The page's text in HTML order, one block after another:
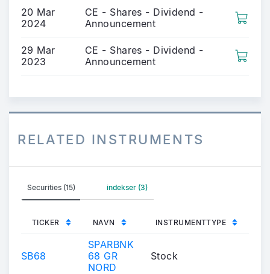
20 Mar
2024
CE - Shares - Dividend -
Announcement
29 Mar
2023
CE - Shares - Dividend -
Announcement
RELATED INSTRUMENTS
Securities (15) indekser (3)
TICKER NAVN INSTRUMENTTYPE
SB68
SPARBNK
68 GR
NORD
Stock